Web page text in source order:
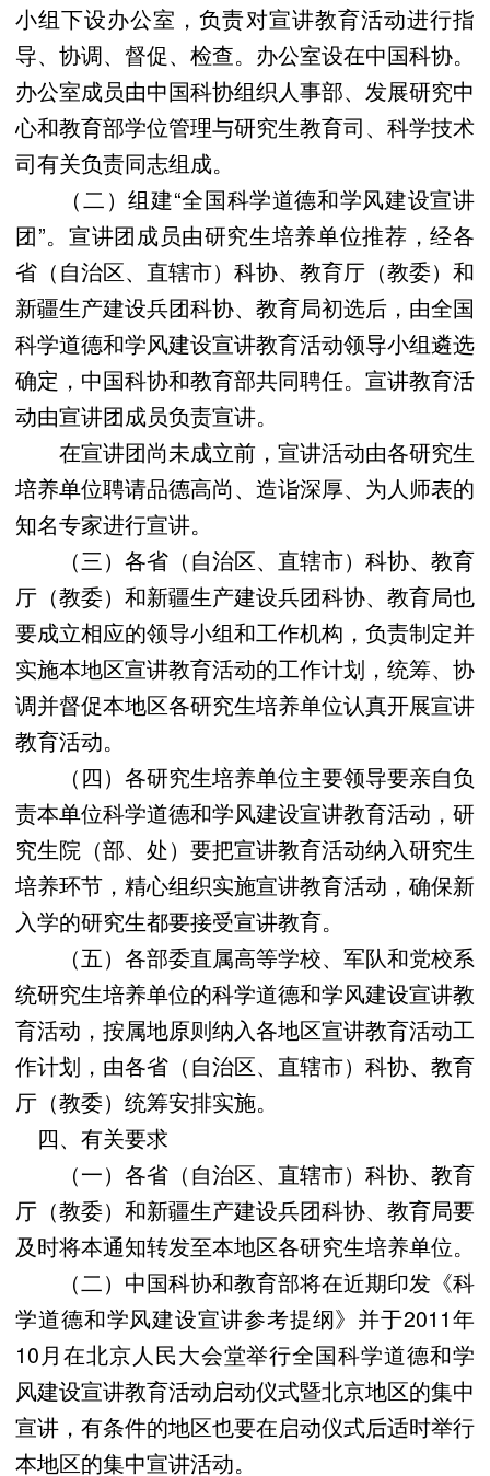
小组下设办公室，负责对宣讲教育活动进行指
导、协调、督促、检查。办公室设在中国科协。
办公室成员由中国科协组织人事部、发展研究中
心和教育部学位管理与研究生教育司、科学技术
司有关负责同志组成。
（二）组建“全国科学道德和学风建设宣讲
团”。宣讲团成员由研究生培养单位推荐，经各
省（自治区、直辖市）科协、教育厅（教委）和
新疆生产建设兵团科协、教育局初选后，由全国
科学道德和学风建设宣讲教育活动领导小组遴选
确定，中国科协和教育部共同聘任。宣讲教育活
动由宣讲团成员负责宣讲。
在宣讲团尚未成立前，宣讲活动由各研究生
培养单位聘请品德高尚、造诣深厚、为人师表的
知名专家进行宣讲。
（三）各省（自治区、直辖市）科协、教育
厅（教委）和新疆生产建设兵团科协、教育局也
要成立相应的领导小组和工作机构，负责制定并
实施本地区宣讲教育活动的工作计划，统筹、协
调并督促本地区各研究生培养单位认真开展宣讲
教育活动。
（四）各研究生培养单位主要领导要亲自负
责本单位科学道德和学风建设宣讲教育活动，研
究生院（部、处）要把宣讲教育活动纳入研究生
培养环节，精心组织实施宣讲教育活动，确保新
入学的研究生都要接受宣讲教育。
（五）各部委直属高等学校、军队和党校系
统研究生培养单位的科学道德和学风建设宣讲教
育活动，按属地原则纳入各地区宣讲教育活动工
作计划，由各省（自治区、直辖市）科协、教育
厅（教委）统筹安排实施。
四、有关要求
（一）各省（自治区、直辖市）科协、教育
厅（教委）和新疆生产建设兵团科协、教育局要
及时将本通知转发至本地区各研究生培养单位。
（二）中国科协和教育部将在近期印发《科
学道德和学风建设宣讲参考提纲》并于2011年
10月在北京人民大会堂举行全国科学道德和学
风建设宣讲教育活动启动仪式暨北京地区的集中
宣讲，有条件的地区也要在启动仪式后适时举行
本地区的集中宣讲活动。